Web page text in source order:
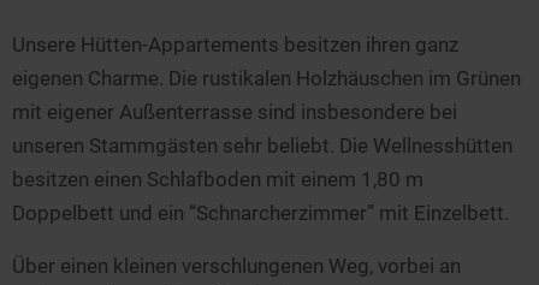
Unsere Hütten-Appartements besitzen ihren ganz
eigenen Charme. Die rustikalen Holzhäuschen im Grünen
mit eigener Außenterrasse sind insbesondere bei
unseren Stammgästen sehr beliebt. Die Wellnesshütten
besitzen einen Schlafboden mit einem 1,80 m
Doppelbett und ein “Schnarcherzimmer” mit Einzelbett.
Über einen kleinen verschlungenen Weg, vorbei an